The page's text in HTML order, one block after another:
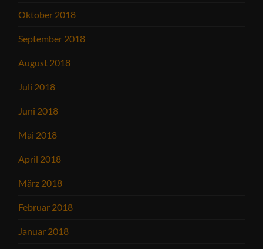
Oktober 2018
September 2018
August 2018
Juli 2018
Juni 2018
Mai 2018
April 2018
März 2018
Februar 2018
Januar 2018